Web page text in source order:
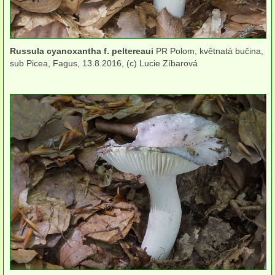
herbikolní-jednoděložné
koprofilní
Břichatky
Podzemky
Ostatní
podle stanoviště
Houby lužních lesů
Houby doubrav
Houby dubohabřin
Houby bučin
Russula cyanoxantha f. peltereaui PR Polom, květnatá bučina,
sub Picea, Fagus, 13.8.2016, (c) Lucie Zíbarová